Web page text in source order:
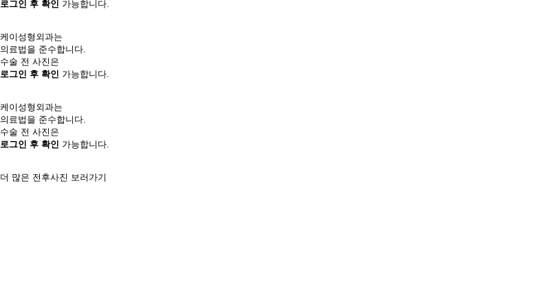
로그인 후 확인 가능합니다.
케이성형외과는
의료법을 준수합니다.
수술 전 사진은
로그인 후 확인 가능합니다.
케이성형외과는
의료법을 준수합니다.
수술 전 사진은
로그인 후 확인 가능합니다.
더 많은 전후사진 보러가기